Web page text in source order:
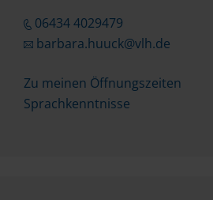
06434 4029479
barbara.huuck@vlh.de
Zu meinen Öffnungszeiten
Sprachkenntnisse